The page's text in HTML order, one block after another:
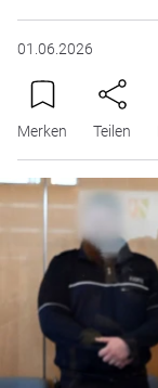
01.06.2026
Merken Teilen